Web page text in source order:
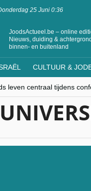
25 Juni 0:36
JoodsActueel.be – online
Nieuws, duiding &
binnen- en buitenland
CULTUUR &
leven centraal tijdens
Westen minderheden
van Oost-Europa
met Mishpacha